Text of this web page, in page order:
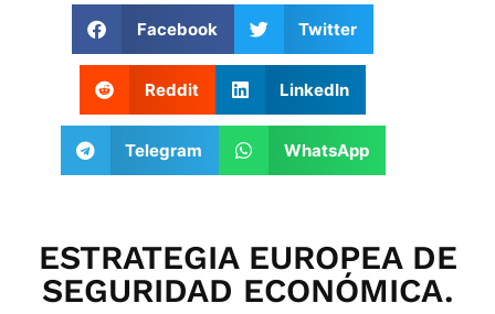
Facebook Twitter
Reddit LinkedIn
Telegram WhatsApp
ESTRATEGIA EUROPEA DE
SEGURIDAD ECONÓMICA.